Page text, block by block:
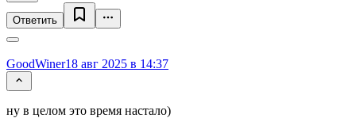
Ответить
GoodWiner18 авг 2025 в 14:37
ну в целом это время настало)